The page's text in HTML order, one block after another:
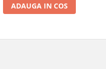
ADAUGA IN COS